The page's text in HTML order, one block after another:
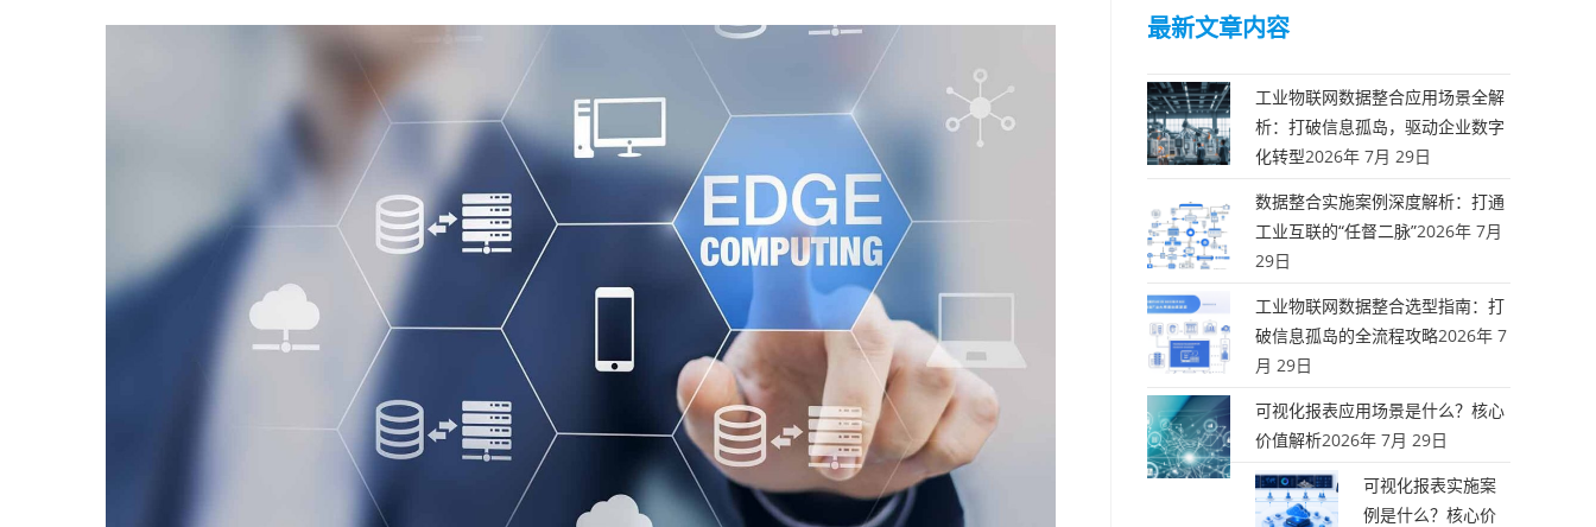
最新文章内容
工业物联网数据整合应用场景全解
析：打破信息孤岛，驱动企业数字
化转型2026年 7月 29日
数据整合实施案例深度解析：打通
工业互联的“任督二脉”2026年 7月
29日
工业物联网数据整合选型指南：打
破信息孤岛的全流程攻略2026年 7
月 29日
可视化报表应用场景是什么？核心
价值解析2026年 7月 29日
可视化报表实施案
例是什么？核心价